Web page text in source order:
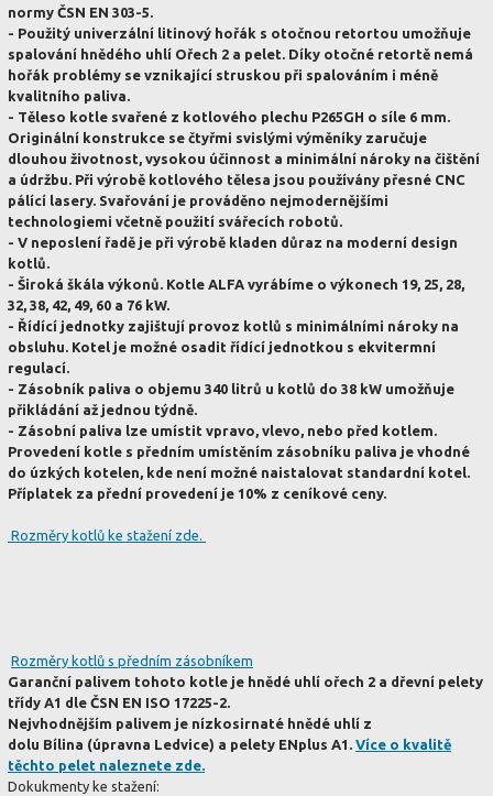
normy ČSN EN 303-5.
- Použitý univerzální litinový hořák s otočnou retortou umožňuje
spalování hnědého uhlí Ořech 2 a pelet. Díky otočné retortě nemá
hořák problémy se vznikající struskou při spalováním i méně
kvalitního paliva.
- Těleso kotle svařené z kotlového plechu P265GH o síle 6 mm.
Originální konstrukce se čtyřmi svislými výměníky zaručuje
dlouhou životnost, vysokou účinnost a minimální nároky na čištění
a údržbu. Při výrobě kotlového tělesa jsou používány přesné CNC
pálící lasery. Svařování je prováděno nejmodernějšími
technologiemi včetně použití svářecích robotů.
- V neposlení řadě je při výrobě kladen důraz na moderní design
kotlů.
- Široká škála výkonů. Kotle ALFA vyrábíme o výkonech 19, 25, 28,
32, 38, 42, 49, 60 a 76 kW.
- Řídící jednotky zajištují provoz kotlů s minimálními nároky na
obsluhu. Kotel je možné osadit řídící jednotkou s ekvitermní
regulací.
- Zásobník paliva o objemu 340 litrů u kotlů do 38 kW umožňuje
přikládání až jednou týdně.
- Zásobní paliva lze umístit vpravo, vlevo, nebo před kotlem.
Provedení kotle s předním umístěním zásobníku paliva je vhodné
do úzkých kotelen, kde není možné naistalovat standardní kotel.
Příplatek za přední provedení je 10% z ceníkové ceny.
Rozměry kotlů ke stažení zde.
Rozměry kotlů s předním zásobníkem
Garanční palivem tohoto kotle je hnědé uhlí ořech 2 a dřevní pelety
třídy A1 dle ČSN EN ISO 17225-2.
Nejvhodnějším palivem je nízkosirnaté hnědé uhlí z
dolu Bílina (úpravna Ledvice) a pelety ENplus A1. Více o kvalitě
těchto pelet naleznete zde.
Dokukmenty ke stažení: